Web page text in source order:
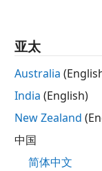
亚太
Australia
India (English)
New Zealand
中国
简体中文